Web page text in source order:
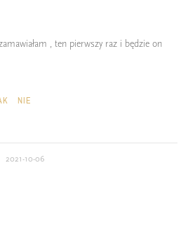
, ten pierwszy raz i będzie on
NIE
2021-10-06